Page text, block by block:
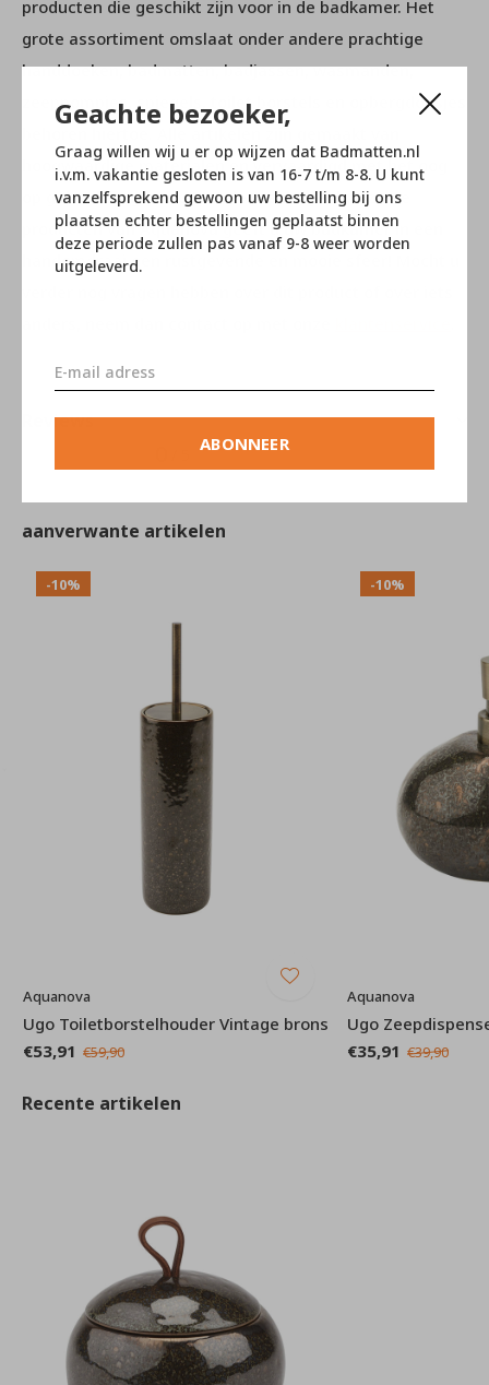
Geachte bezoeker,
Graag willen wij u er op wijzen dat Badmatten.nl
i.v.m. vakantie gesloten is van 16-7 t/m 8-8. U kunt
vanzelfsprekend gewoon uw bestelling bij ons
plaatsen echter bestellingen geplaatst binnen
deze periode zullen pas vanaf 9-8 weer worden
uitgeleverd.
ABONNEER
producten die geschikt zijn voor in de badkamer. Het
grote assortiment omslaat onder andere prachtige
handdoeken, badmatten, badjassen, wasmanden,
zeeppompjes, spiegels, toilet borstels en opbergdoosjes
behoren hiertoe. Alle artikelen zijn gemaakt van
hoogwaardige materialen en vervaardigd met het oog
op gebruikersgemak. Met de prachtige duurzame
producten van Aquanova geeft u uw badkamer in een
handomdraai een rustgevende en mooie sfeer! Mocht u
Reviews
aanverwante artikelen
-10%
Aquanova
Ugo Toiletborstelhouder Vintage brons
€53,91 €59,90
-10%
Aquanova
Ugo
€35,91 €39,90
Recente artikelen